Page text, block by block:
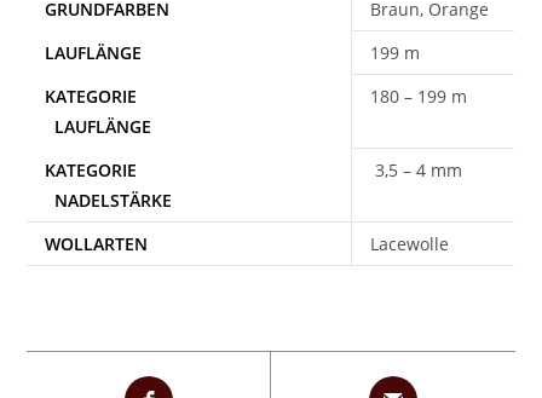
Braun, Orange
199 m
180 – 199 m
3,5 – 4 mm
WOLLARTEN Lacewolle